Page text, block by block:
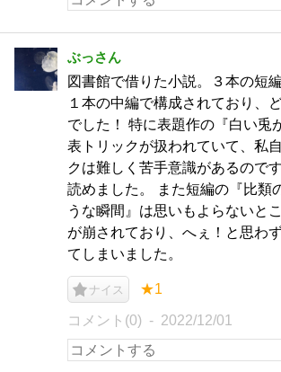
ぶっさん
図書館で借りた小説。３本の短
１本の中編で構成されており、
でした！ 特に表題作の『白い兎
表トリックが扱われていて、私
クは難しく苦手意識があるので
読めました。 また短編の『比類
うな瞬間』は思いもよらないと
が崩されており、へぇ！と思わ
てしまいました。
ナイス ★1
コメント(0) 2022/12/01